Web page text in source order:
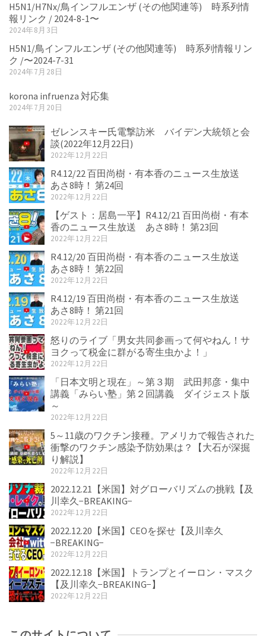
H5N1/H7Nx/鳥インフルエンザ (その他関連等) 時系列情
報リンク / 2024-8-1〜
2024年8月3日
H5N1/鳥インフルエンザ (その他関連等) 時系列情報リン
ク /〜2024-7-31
2024年7月28日
korona infruenza 対応集
2024年7月20日
ゼレンスキー氏電撃訪米 バイデン大統領と会
談(2022年12月22日)
2022年12月22日
R4.12/22 百田尚樹・有本香のニュース生放送
あさ8時！ 第24回
2022年12月22日
【ゲスト：居島一平】R4.12/21 百田尚樹・有本
香のニュース生放送 あさ8時！ 第23回
2022年12月22日
R4.12/20 百田尚樹・有本香のニュース生放送
あさ8時！ 第22回
2022年12月22日
R4.12/19 百田尚樹・有本香のニュース生放送
あさ8時！ 第21回
2022年12月22日
怒りのライブ「男女共同参画って何やねん！サ
ヨクって税金に群がる寄生虫かよ！」
2022年12月22日
「日本文明と現在」～第３期 武田邦彦・集中
講義「みらい塾」第２回講義 ダイジェスト版
～
2022年12月22日
5～11歳のワクチン接種。アメリカで報告された
衝撃のワクチン感染予防効果は？【大石が深掘
り解説】
2022年12月22日
2022.12.21【米国】対グローバリズムの挑戦【及
川幸久−BREAKING−
2022年12月22日
2022.12.20【米国】CEOを探せ【及川幸久
−BREAKING−
2022年12月22日
2022.12.18【米国】トランプとイーロン・マスク
【及川幸久−BREAKING−】
2022年12月22日